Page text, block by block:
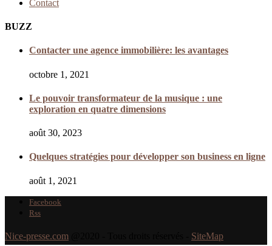
Contact
BUZZ
Contacter une agence immobilière: les avantages
octobre 1, 2021
Le pouvoir transformateur de la musique : une
exploration en quatre dimensions
août 30, 2023
Quelques stratégies pour développer son business en ligne
août 1, 2021
Facebook
Rss
Nice-presse.com SiteMap